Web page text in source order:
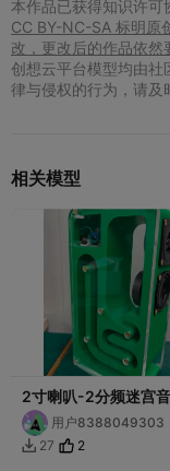
本作品已获得知识许
CC BY-NC-SA 标明原
改，更改后的作品依然
创想云平台模型均由社
律与侵权的行为，请及
相关模型
2寸喇叭-2分频迷宫
inch speaker, 2-way
labyrinth speaker
用户8388049303
 27 2